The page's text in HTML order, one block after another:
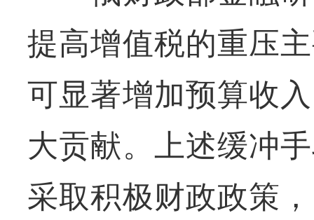
提高增值税的重压
可显著增加预算收
大贡献。上述缓冲
采取积极财政政策